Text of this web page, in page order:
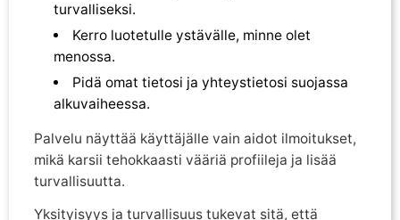
turvalliseksi.
Kerro luotetulle ystävälle, minne olet
menossa.
Pidä omat tietosi ja yhteystietosi suojassa
alkuvaiheessa.
Palvelu näyttää käyttäjälle vain aidot ilmoitukset,
mikä karsii tehokkaasti vääriä profiileja ja lisää
turvallisuutta.
Yksityisyys ja turvallisuus tukevat sitä, että